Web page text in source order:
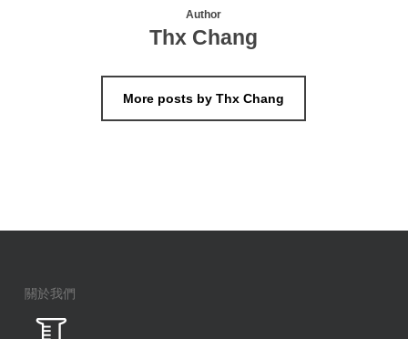
Author
Thx Chang
More posts by Thx Chang
關於我們